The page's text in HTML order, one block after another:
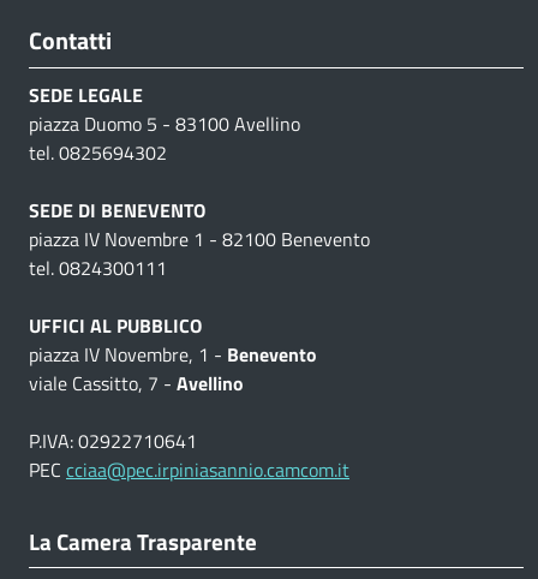
Contatti
SEDE LEGALE
piazza Duomo 5 - 83100 Avellino
tel. 0825694302
SEDE DI BENEVENTO
piazza IV Novembre 1 - 82100 Benevento
tel. 0824300111
UFFICI AL PUBBLICO
piazza IV Novembre, 1 - Benevento
viale Cassitto, 7 - Avellino
P.IVA: 02922710641
PEC cciaa@pec.irpiniasannio.camcom.it
La Camera Trasparente